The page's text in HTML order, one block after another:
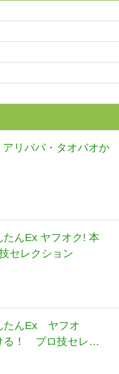
リババ・タオバオか
んEx ヤフオク! 本
セレクション
たんEx ヤフオ
！ プロ技セレク